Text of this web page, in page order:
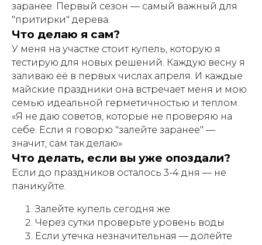
заранее. Первый сезон — самый важный для
"притирки" дерева.
Что делаю я сам?
У меня на участке стоит купель, которую я
тестирую для новых решений. Каждую весну я
заливаю её в первых числах апреля. И каждые
майские праздники она встречает меня и мою
семью идеальной герметичностью и теплом.
«Я не даю советов, которые не проверяю на
себе. Если я говорю "залейте заранее" —
значит, сам так делаю»
Что делать, если вы уже опоздали?
Если до праздников осталось 3-4 дня — не
паникуйте.
Залейте купель сегодня же
Через сутки проверьте уровень воды
Если утечка незначительная — долейте